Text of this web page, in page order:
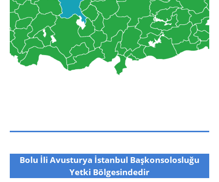
Bolu İli Avusturya İstanbul Başkonsolosluğu
Yetki Bölgesindedir